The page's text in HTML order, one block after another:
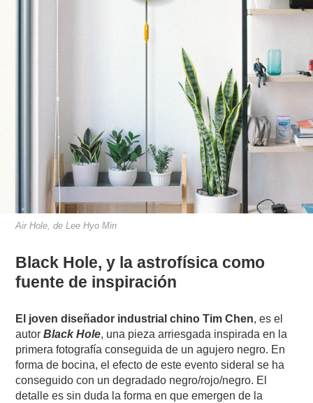
Air Hole, de Lee Hyo Min
Black Hole, y la astrofísica como
fuente de inspiración
El joven diseñador industrial chino Tim Chen, es el
autorBlack Hole, una pieza arriesgada inspirada en la
primera fotografía conseguida de un agujero negro. En
forma de bocina, el efecto de este evento sideral se ha
conseguido con un degradado negro/rojo/negro. El
detalle es sin duda la forma en que emergen de la